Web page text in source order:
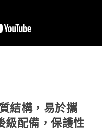
結構，易於攜
級配備，保護性